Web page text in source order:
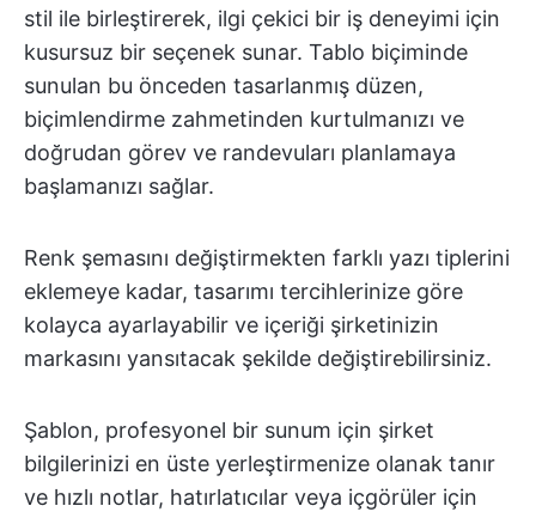
stil ile birleştirerek, ilgi çekici bir iş deneyimi için
kusursuz bir seçenek sunar. Tablo biçiminde
sunulan bu önceden tasarlanmış düzen,
biçimlendirme zahmetinden kurtulmanızı ve
doğrudan görev ve randevuları planlamaya
başlamanızı sağlar.
Renk şemasını değiştirmekten farklı yazı tiplerini
eklemeye kadar, tasarımı tercihlerinize göre
kolayca ayarlayabilir ve içeriği şirketinizin
markasını yansıtacak şekilde değiştirebilirsiniz.
Şablon, profesyonel bir sunum için şirket
bilgilerinizi en üste yerleştirmenize olanak tanır
ve hızlı notlar, hatırlatıcılar veya içgörüler için